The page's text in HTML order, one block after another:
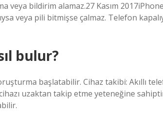
veya bildirim alamaz.27 Kasım
veya pili bitmişse çalmaz. Telefon
bulur?
başlatabilir. Cihaz takibi: Akıllı
uzaktan takip etme yeteneğine